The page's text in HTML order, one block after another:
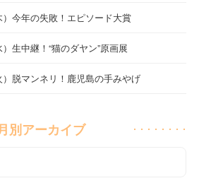
今年の失敗！エピソード大賞
生中継！“猫のダヤン”原画展
脱マンネリ！鹿児島の手みやげ
別アーカイブ